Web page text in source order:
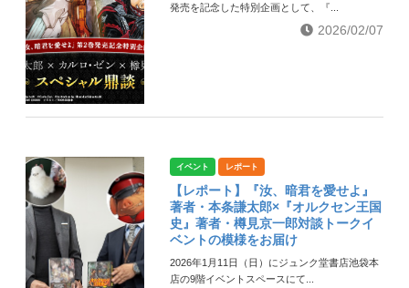
発売を記念した特別企画として、『...
2026/02/07
イベント レポート
【レポート】『汝、暗君を愛せよ』
著者・本条謙太郎×『オルクセン王国
史』著者・樽見京一郎対談トークイ
ベントの模様をお届け
2026年1月11日（日）にジュンク堂書店池袋本
店の9階イベントスペースにて...